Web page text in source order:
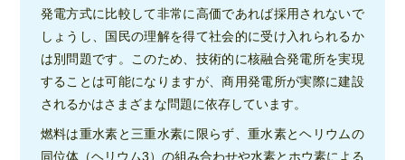
発電方式に比較して非常に高価であれば採用されないで
しょうし、国民の理解を得て社会的に受け入れられるか
は別問題です。このため、技術的に核融合発電所を実現
することは可能になりますが、商用発電所が実際に建設
されるかはさまざまな問題に依存しています。
燃料は重水素と三重水素に限らず、重水素とヘリウムの
同位体（ヘリウム3）の組み合わせや水素とホウ素による